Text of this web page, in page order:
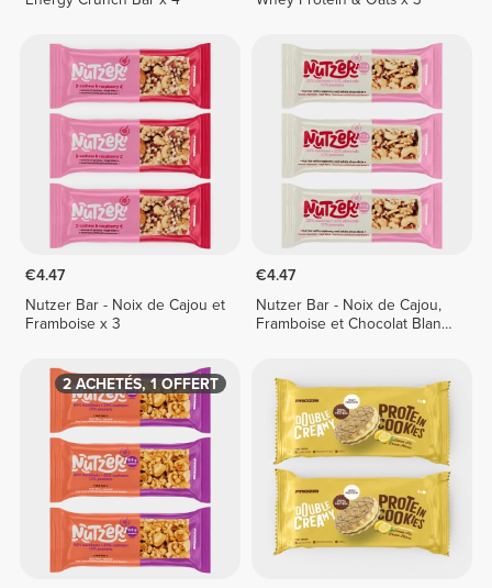
€4.47
Nutzer Bar - Noix de Cajou et
Framboise x 3
€4.47
Nutzer Bar - Noix de Cajou,
Framboise et Chocolat Blanc
2 ACHETÉS, 1 OFFERT